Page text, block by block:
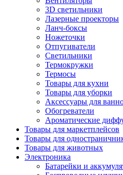
3D светильники
Лазерные проекторы
Ланч-боксы
Ножеточки
Отпугиватели
Светильники
Термокружки
Термосы
Товары для кухни
Товары для уборки
Аксессуары для
Обогреватели
Ароматические
Товары для маркетплейсов
Товары для
Товары для животных
Электроника
Батарейки и